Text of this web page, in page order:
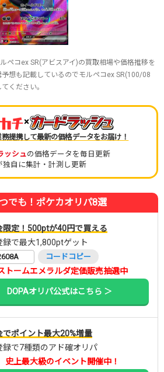
ペコex SR(アビスアイ)の買取相場や価格推移を
想も記載しているのでモルペコex SR(100/08
ください。
×
提携して最新の価格データをお届け！
ッシュの価格データを毎日更新
独自に集計・計測し更新
でも！ポケカオリパ8選
限定！500ptが40円で買える
録で最大1,800ptゲット
コードコピー
トームエメラルダ定価販売抽選中
DOPAオリパ公式はこちら ＞
でポイント最大20%増量
録で7種類のアド確オリパ
史上最大級のイベント開催中！